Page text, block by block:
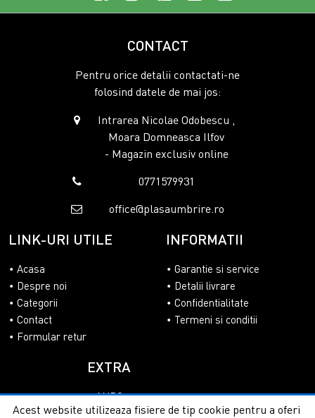
CONTACT
Pentru orice detalii contactati-ne
folosind datele de mai jos:
Intrarea Nicolae Odobescu ,
Moara Domneasca Ilfov
- Magazin exclusiv online
0771579931
office@plasaumbrire.ro
LINK-URI UTILE
Acasa
Despre noi
Categorii
Contact
Formular retur
INFORMATII
Garantie si service
Detalii livrare
Confidentialitate
Termeni si conditii
EXTRA
ANPC
SOL
Acest website utilizeaza fisiere de tip cookie pentru a oferi